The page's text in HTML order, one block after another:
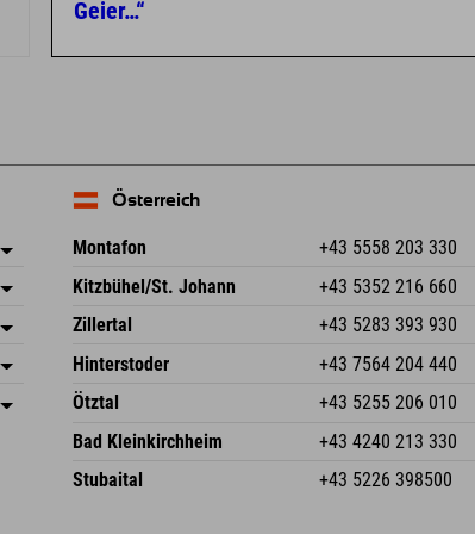
Geier…“
Österreich
Montafon +43 5558 203 330
Dorfstr. 127b
6793 Gaschurn/Montafon
Österreich
Adresse speichern
Buchen
Kitzbühel/St. Johann +43 5352 216 660
Speckbacherstraße 87
Österreich
Adresse speichern
Buchen
Zillertal +43 5283 393 930
Schmiedau 2
Österreich
Adresse speichern
Buchen
Hinterstoder +43 7564 204 440
Freizeitpark 10
Österreich
Adresse speichern
Buchen
Ötztal +43 5255 206 010
Gscheat 14
Österreich
Adresse speichern
Buchen
Bad Kleinkirchheim +43 4240 213 330
Dorfstraße 24
Adresse speichern
Stubaital +43 5226 398500